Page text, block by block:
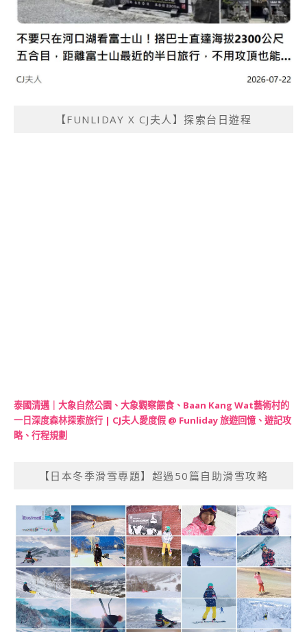
【FUNLIDAY X CJ夫人】探索台日遊程
泰國清邁｜大象自然公園、大象觀察餵食、Baan Kang Wat藝術村的
一日深度森林探索旅行 | CJ夫人愛度假 @ Funliday 旅遊回憶、遊記攻
略、行程規劃
【日本冬季滑雪專題】超過50篇自助滑雪攻略